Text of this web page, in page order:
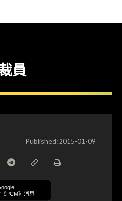
員
Published:2015-01-09
《PCM》消息